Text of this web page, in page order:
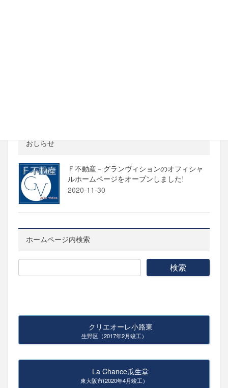
おしらせ
Ｆ不動産－グランヴィションのオフィシャ
ルホームページをオープンしました!
2020-11-30
ホームページ内検索
クリエオーレ小路東
生野区（2017年2月竣工）
La Chance瓜生堂
東大阪市(2020年4月竣工）